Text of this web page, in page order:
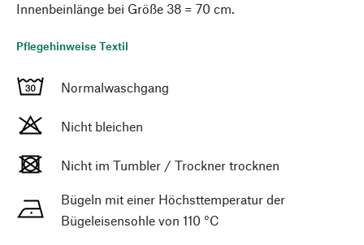
Innenbeinlänge bei Größe 38 = 70 cm.
Pflegehinweise Textil
Normalwaschgang
Nicht bleichen
Nicht im Tumbler / Trockner trocknen
Bügeln mit einer Höchsttemperatur der
Bügeleisensohle von 110 °C